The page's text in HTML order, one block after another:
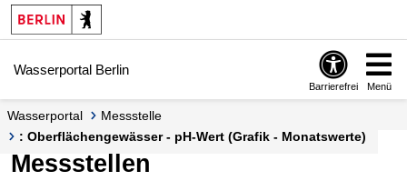
Springe zur Navigation
Springe zum Inhalt
Wasserportal Berlin
Barrierefrei Menü
Wasserportal
Messstelle
: Oberflächengewässer - pH-Wert (Grafik - Monatswerte)
Messstellen